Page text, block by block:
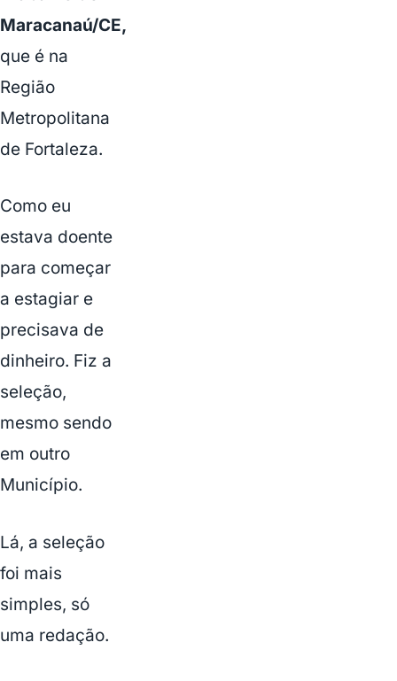
Maracanaú/CE,
que é na
Região
Metropolitana
de Fortaleza.
Como eu
estava doente
para começar
a estagiar e
precisava de
dinheiro. Fiz a
seleção,
mesmo sendo
em outro
Município.
Lá, a seleção
foi mais
simples, só
uma redação.